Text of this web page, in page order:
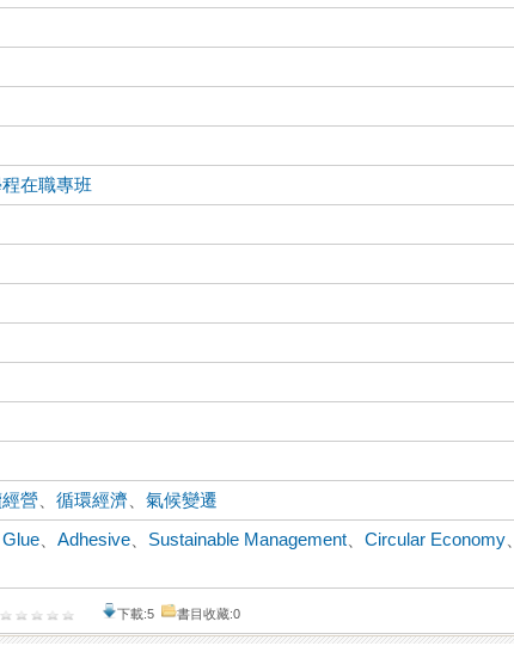
在職專班
營 、循環經濟 、氣候變遷
、Adhesive Sustainable Management 、Circular Economy
下載:5 書目收藏:0